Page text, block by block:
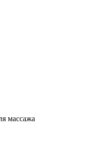
массажа